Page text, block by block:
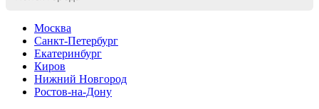
Москва
Санкт-Петербург
Екатеринбург
Киров
Нижний Новгород
Ростов-на-Дону